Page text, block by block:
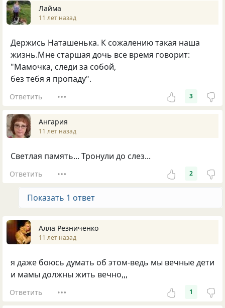
Лайма
11 лет назад
Держись Наташенька. К сожалению такая наша
жизнь.Мне старшая дочь все время говорит:
"Мамочка, следи за собой,
без тебя я пропаду".
Ответить 3
Ангария
11 лет назад
Светлая память... Тронули до слез...
Ответить 2
Показать 1 ответ
Алла Резниченко
11 лет назад
я даже боюсь думать об этом-ведь мы вечные дети
и мамы должны жить вечно,,,
Ответить 1